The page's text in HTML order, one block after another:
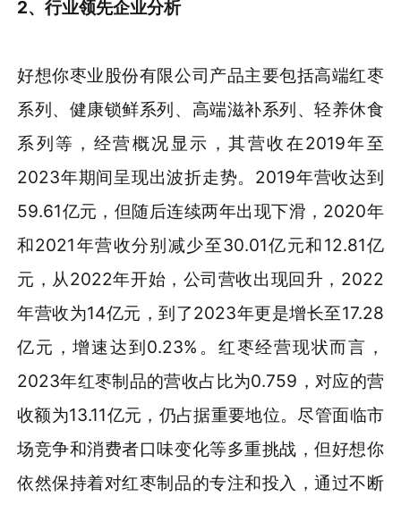
2、行业领先企业分析
好想你枣业股份有限公司产品主要包括高端红枣
系列、健康锁鲜系列、高端滋补系列、轻养休食
系列等，经营概况显示，其营收在2019年至
2023年期间呈现出波折走势。2019年营收达到
59.61亿元，但随后连续两年出现下滑，2020年
和2021年营收分别减少至30.01亿元和12.81亿
元，从2022年开始，公司营收出现回升，2022
年营收为14亿元，到了2023年更是增长至17.28
亿元，增速达到0.23%。红枣经营现状而言，
2023年红枣制品的营收占比为0.759，对应的营
收额为13.11亿元，仍占据重要地位。尽管面临市
场竞争和消费者口味变化等多重挑战，但好想你
依然保持着对红枣制品的专注和投入，通过不断